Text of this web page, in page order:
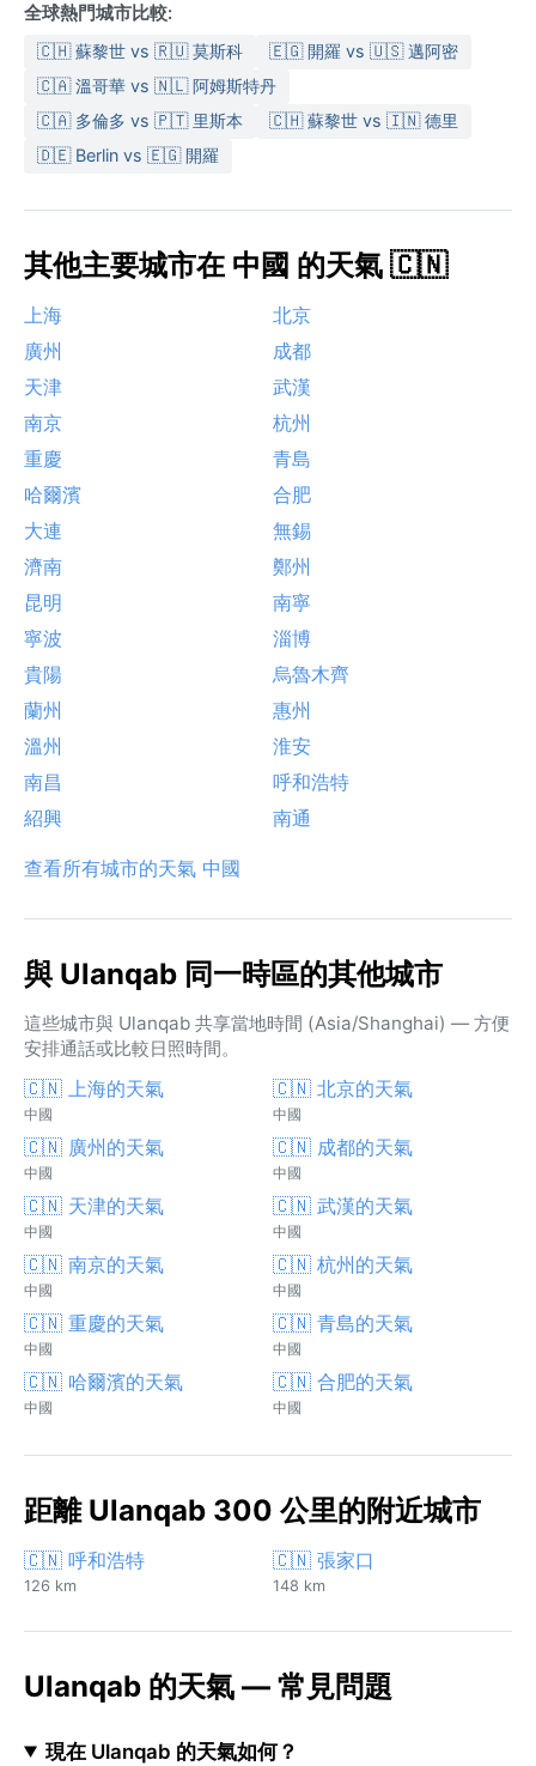
全球熱門城市比較:
🇨🇭 蘇黎世 vs 🇷🇺 莫斯科
🇪🇬 開羅 vs 🇺🇸 邁阿密
🇨🇦 溫哥華 vs 🇳🇱 阿姆斯特丹
🇨🇦 多倫多 vs 🇵🇹 里斯本
🇨🇭 蘇黎世 vs 🇮🇳 德里
🇩🇪 Berlin vs 🇪🇬 開羅
其他主要城市在 中國 的天氣 🇨🇳
上海
北京
廣州
成都
天津
武漢
南京
杭州
重慶
青島
哈爾濱
合肥
大連
無錫
濟南
鄭州
昆明
南寧
寧波
淄博
貴陽
烏魯木齊
蘭州
惠州
溫州
淮安
南昌
呼和浩特
紹興
南通
查看所有城市的天氣 中國
與 Ulanqab 同一時區的其他城市
這些城市與 Ulanqab 共享當地時間 (Asia/Shanghai) — 方便
安排通話或比較日照時間。
🇨🇳 上海的天氣
中國
🇨🇳 北京的天氣
中國
🇨🇳 廣州的天氣
中國
🇨🇳 成都的天氣
中國
🇨🇳 天津的天氣
中國
🇨🇳 武漢的天氣
中國
🇨🇳 南京的天氣
中國
🇨🇳 杭州的天氣
中國
🇨🇳 重慶的天氣
中國
🇨🇳 青島的天氣
中國
🇨🇳 哈爾濱的天氣
中國
🇨🇳 合肥的天氣
中國
距離 Ulanqab 300 公里的附近城市
🇨🇳 呼和浩特
126 km
🇨🇳 張家口
148 km
Ulanqab 的天氣 — 常見問題
現在 Ulanqab 的天氣如何？